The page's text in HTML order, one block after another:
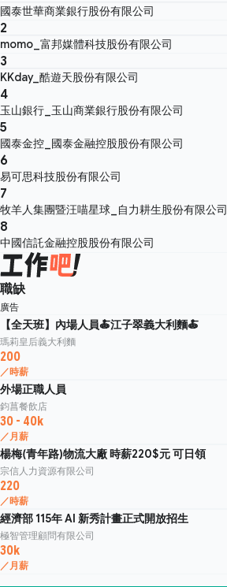
國泰世華商業銀行股份有限公司
2
momo_富邦媒體科技股份有限公司
3
KKday_酷遊天股份有限公司
4
玉山銀行_玉山商業銀行股份有限公司
5
國泰金控_國泰金融控股股份有限公司
6
易可思科技股份有限公司
7
牧羊人集團暨汪喵星球_自力耕生股份有限公司
8
中國信託金融控股股份有限公司
職缺
廣告
【全天班】內場人員🍝江子翠義大利麵🍝
瑪莉皇后義大利麵
200
／時薪
外場正職人員
鈞菖餐飲店
30 - 40k
／月薪
楊梅(青年路)物流大廠 時薪220$元 可日領
宗信人力資源有限公司
220
／時薪
經濟部 115年 AI 新秀計畫正式開放招生
極智管理顧問有限公司
30k
／月薪